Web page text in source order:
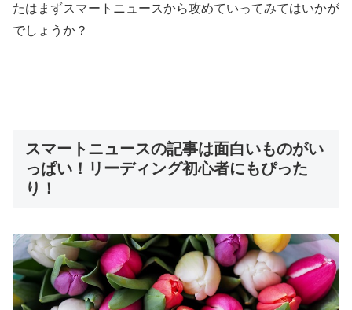
たはまずスマートニュースから攻めていってみてはいかが
でしょうか？
スマートニュースの記事は面白いものがい
っぱい！リーディング初心者にもぴった
り！